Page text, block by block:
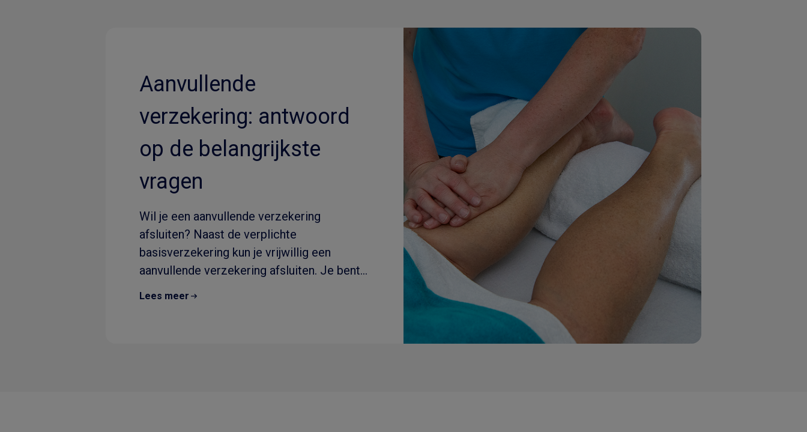
Aanvullende
verzekering: antwoord
op de belangrijkste
vragen
Wil je een aanvullende verzekering
afsluiten? Naast de verplichte
basisverzekering kun je vrijwillig een
aanvullende verzekering afsluiten. Je bent
dus..
Lees meer